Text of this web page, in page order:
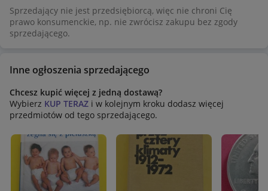
Sprzedający nie jest przedsiębiorcą, więc nie chroni Cię
prawo konsumenckie, np. nie zwrócisz zakupu bez zgody
sprzedającego.
Inne ogłoszenia sprzedającego
Chcesz kupić więcej z jedną dostawą?
Wybierz KUP TERAZ i w kolejnym kroku dodasz więcej
przedmiotów od tego sprzedającego.